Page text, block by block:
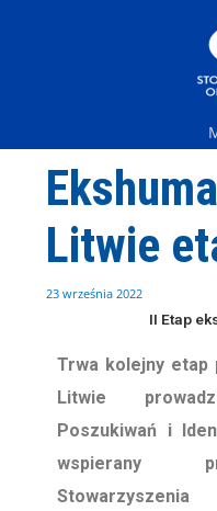
Litwie
23 września 2022
II Etap
Trwa kolejny etap
Litwie
Poszukiwań i
wspierany
Stowarzyszenia